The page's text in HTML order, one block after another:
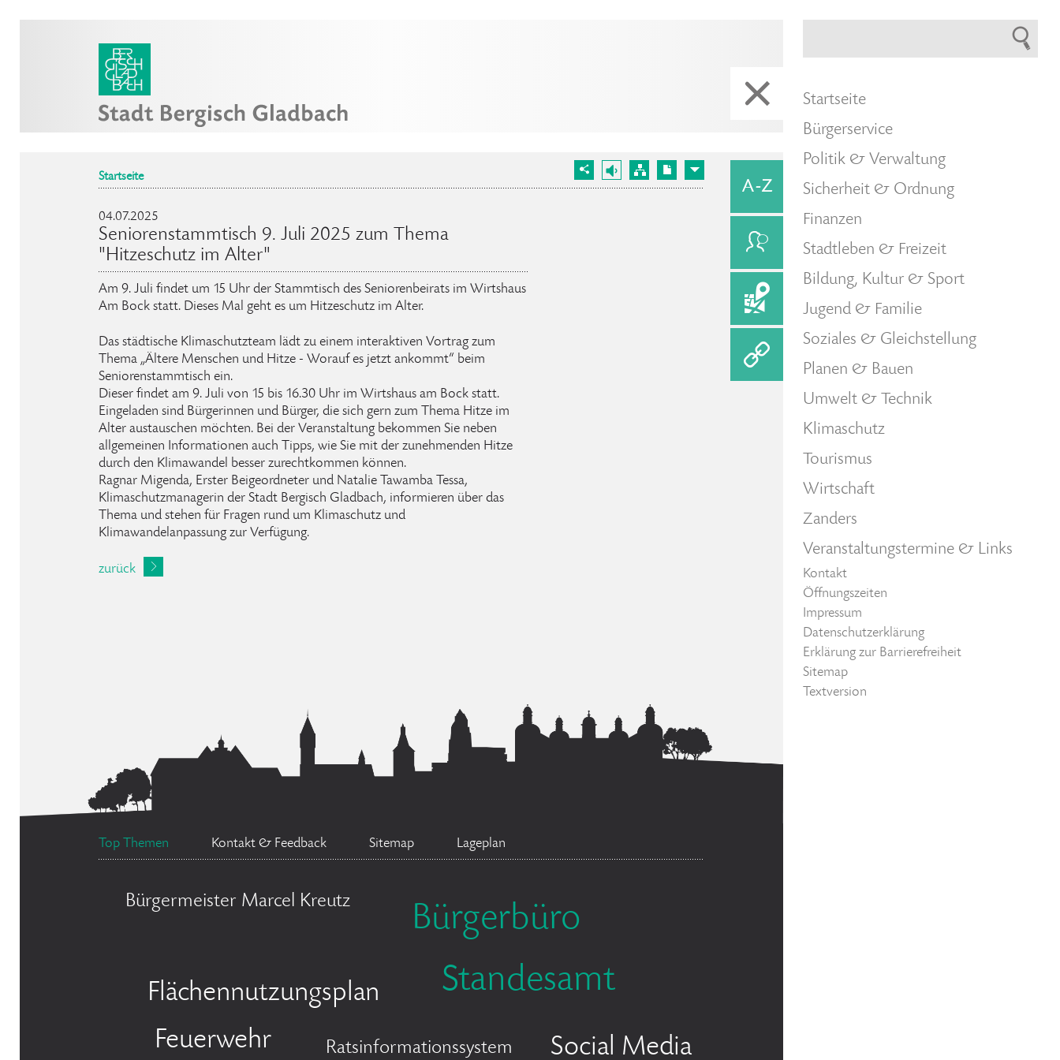
Startseite
04.07.2025
Seniorenstammtisch 9. Juli 2025 zum Thema
"Hitzeschutz im Alter"
Am 9. Juli findet um 15 Uhr der Stammtisch des Seniorenbeirats im Wirtshaus
Am Bock statt. Dieses Mal geht es um Hitzeschutz im Alter.
Das städtische Klimaschutzteam lädt zu einem interaktiven Vortrag zum
Thema „Ältere Menschen und Hitze - Worauf es jetzt ankommt“ beim
Seniorenstammtisch ein.
Dieser findet am 9. Juli von 15 bis 16.30 Uhr im Wirtshaus am Bock statt.
Eingeladen sind Bürgerinnen und Bürger, die sich gern zum Thema Hitze im
Alter austauschen möchten. Bei der Veranstaltung bekommen Sie neben
allgemeinen Informationen auch Tipps, wie Sie mit der zunehmenden Hitze
durch den Klimawandel besser zurechtkommen können.
Ragnar Migenda, Erster Beigeordneter und Natalie Tawamba Tessa,
Klimaschutzmanagerin der Stadt Bergisch Gladbach, informieren über das
Thema und stehen für Fragen rund um Klimaschutz und
Klimawandelanpassung zur Verfügung.
zurück
Top Themen Kontakt & Feedback Sitemap Lageplan
Bürgermeister Marcel Kreutz Bürgerbüro
Flächennutzungsplan Standesamt
Feuerwehr Ratsinformationssystem Social Media
Startseite
Bürgerservice
Politik & Verwaltung
Sicherheit & Ordnung
Finanzen
Stadtleben & Freizeit
Bildung, Kultur & Sport
Jugend & Familie
Soziales & Gleichstellung
Planen & Bauen
Umwelt & Technik
Klimaschutz
Tourismus
Wirtschaft
Zanders
Veranstaltungstermine & Links
Kontakt
Öffnungszeiten
Impressum
Datenschutzerklärung
Erklärung zur Barrierefreiheit
Sitemap
Textversion